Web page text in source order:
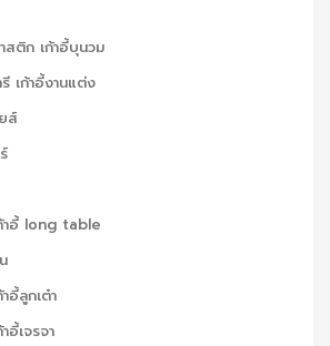
าสติก เก้าอี้บุนวม
รี เก้าอี้งานแต่ง
ส์
ก้าอี้ long table
าอี้ลูกเต๋า
าอี้เจรจา